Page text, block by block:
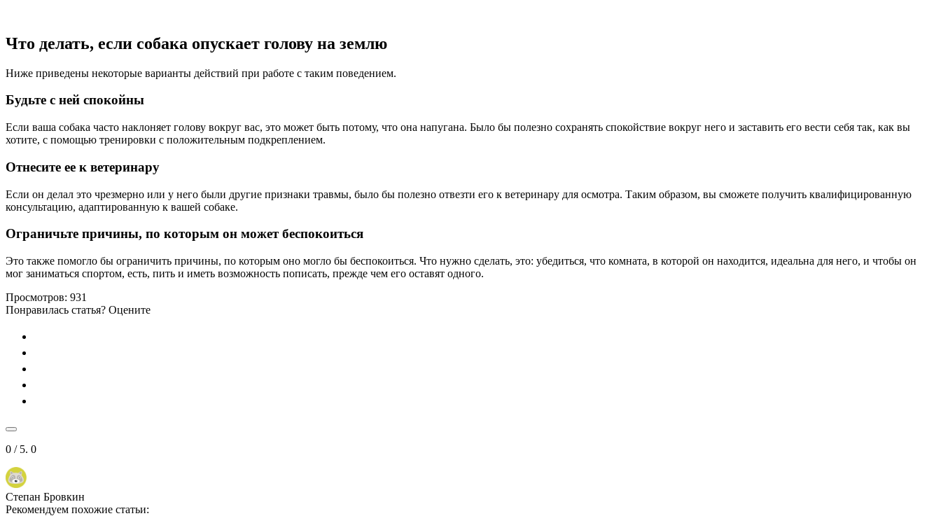
Что делать, если собака опускает голову на землю
Ниже приведены некоторые варианты действий при работе с таким поведением.
Будьте с ней спокойны
Если ваша собака часто наклоняет голову вокруг вас, это может быть потому, что она напугана. Было бы полезно сохранять спокойствие вокруг него и заставить его вести себя так, как вы
хотите, с помощью тренировки с положительным подкреплением.
Отнесите ее к ветеринару
Если он делал это чрезмерно или у него были другие признаки травмы, было бы полезно отвезти его к ветеринару для осмотра. Таким образом, вы сможете получить квалифицированную
консультацию, адаптированную к вашей собаке.
Ограничьте причины, по которым он может беспокоиться
Это также помогло бы ограничить причины, по которым оно могло бы беспокоиться. Что нужно сделать, это: убедиться, что комната, в которой он находится, идеальна для него, и чтобы он
мог заниматься спортом, есть, пить и иметь возможность пописать, прежде чем его оставят одного.
Просмотров: 931
Понравилась статья? Оцените
0 / 5. 0
Степан Бровкин
Рекомендуем похожие статьи: